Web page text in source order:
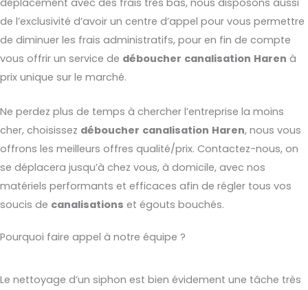
déplacement avec des frais très bas, nous disposons aussi
de l’exclusivité d’avoir un centre d’appel pour vous permettre
de diminuer les frais administratifs, pour en fin de compte
vous offrir un service de déboucher canalisation Haren à
prix unique sur le marché.
Ne perdez plus de temps à chercher l’entreprise la moins
cher, choisissez déboucher canalisation Haren, nous vous
offrons les meilleurs offres qualité/prix. Contactez-nous, on
se déplacera jusqu’à chez vous, à domicile, avec nos
matériels performants et efficaces afin de régler tous vos
soucis de canalisations et égouts bouchés.
Pourquoi faire appel à notre équipe ?
Le nettoyage d’un siphon est bien évidement une tâche très